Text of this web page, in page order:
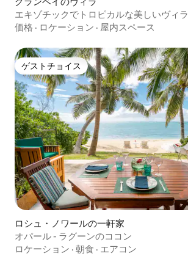
エキゾチックでトロピカルな美しいヴィラ
価格 · ロケーション · 屋内スペース
ゲストチョイス
ゲストチョイス
ロシュ・ノワールの一軒家
オパール - ラグーンのココン
ロケーション · 朝食 · エアコン